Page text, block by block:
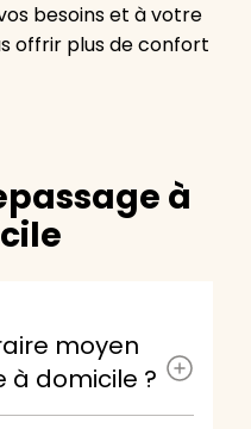
vos besoins et à votre
offrir plus de confort
à
moyen
à domicile ?